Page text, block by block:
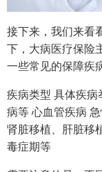
接下来，我们来看
下，大病医疗保险
一些常见的保障疾
疾病类型 具体疾病
病等 心血管疾病
肾脏移植、肝脏移
毒症期等